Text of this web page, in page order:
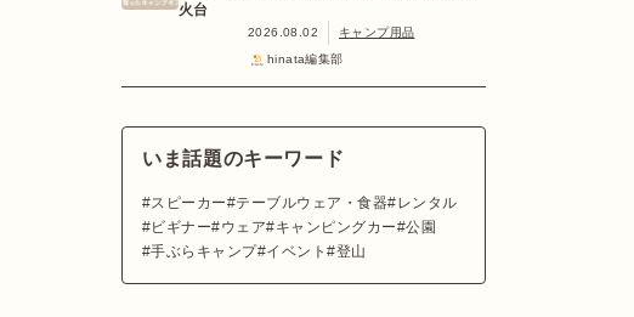
火台
2026.08.02
キャンプ用品
hinata編集部
いま話題のキーワード
スピーカー テーブルウェア・食器
レンタル
ビギナー
ウェア キャンピングカー
公園
手ぶらキャンプ イベント 登山